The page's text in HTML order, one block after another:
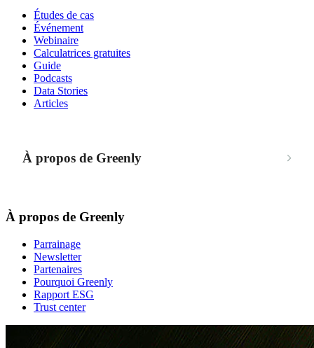
Études de cas
Événement
Webinaire
Calculatrices gratuites
Guide
Podcasts
Data Stories
Articles
À propos de Greenly
À propos de Greenly
Parrainage
Newsletter
Partenaires
Pourquoi Greenly
Rapport ESG
Trust center